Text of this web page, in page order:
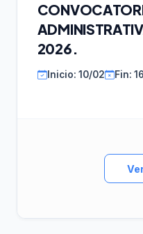
2026.
Inicio: 10/02 Fin: